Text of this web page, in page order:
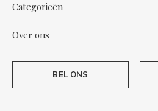
Categorieën
Over ons
BEL ONS